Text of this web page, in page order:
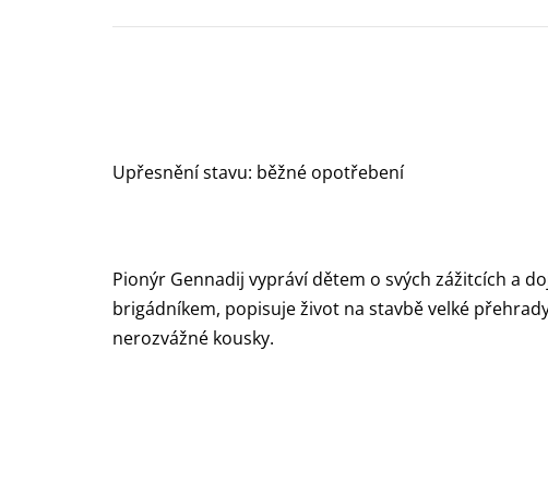
Upřesnění stavu: běžné opotřebení
Pionýr Gennadij vypráví dětem o svých zážitcích a
brigádníkem, popisuje život na stavbě velké
nerozvážné kousky.